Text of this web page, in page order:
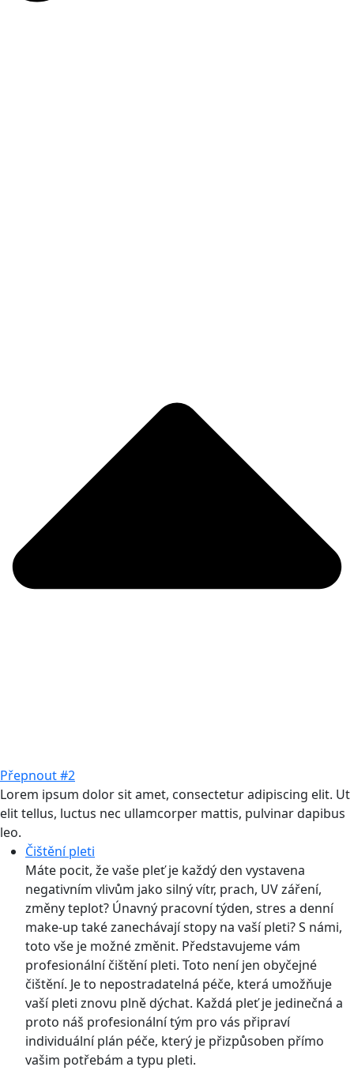
Přepnout #2
Lorem ipsum dolor sit amet, consectetur adipiscing elit. Ut
elit tellus, luctus nec ullamcorper mattis, pulvinar dapibus
leo.
Čištění pleti
Máte pocit, že vaše pleť je každý den vystavena
negativním vlivům jako silný vítr, prach, UV záření,
změny teplot? Únavný pracovní týden, stres a denní
make-up také zanechávají stopy na vaší pleti? S námi,
toto vše je možné změnit. Představujeme vám
profesionální čištění pleti. Toto není jen obyčejné
čištění. Je to nepostradatelná péče, která umožňuje
vaší pleti znovu plně dýchat. Každá pleť je jedinečná a
proto náš profesionální tým pro vás připraví
individuální plán péče, který je přizpůsoben přímo
vašim potřebám a typu pleti.